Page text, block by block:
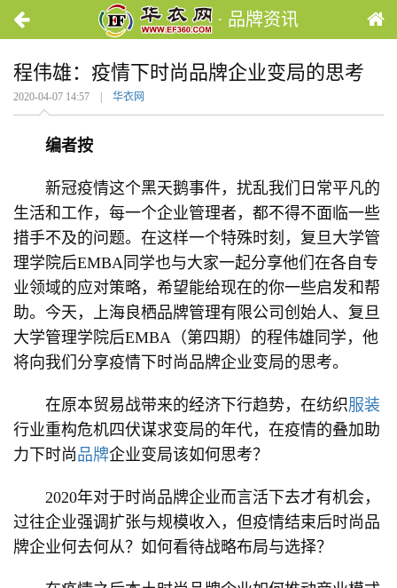
· 品牌资讯
程伟雄：疫情下时尚品牌企业变局的思考
2020-04-07 14:57 | 华衣网
编者按
新冠疫情这个黑天鹅事件，扰乱我们日常平凡的
生活和工作，每一个企业管理者，都不得不面临一些
措手不及的问题。在这样一个特殊时刻，复旦大学管
理学院后EMBA同学也与大家一起分享他们在各自专
业领域的应对策略，希望能给现在的你一些启发和帮
助。今天，上海良栖品牌管理有限公司创始人、复旦
大学管理学院后EMBA（第四期）的程伟雄同学，他
将向我们分享疫情下时尚品牌企业变局的思考。
在原本贸易战带来的经济下行趋势，在纺织服装
行业重构危机四伏谋求变局的年代，在疫情的叠加助
力下时尚品牌企业变局该如何思考？
2020年对于时尚品牌企业而言活下去才有机会，
过往企业强调扩张与规模收入，但疫情结束后时尚品
牌企业何去何从？如何看待战略布局与选择？